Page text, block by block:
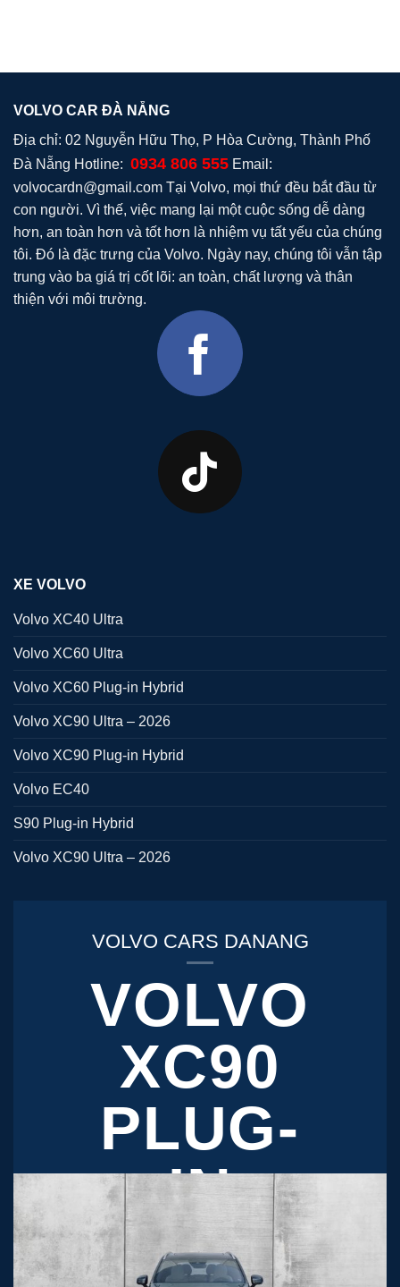
VOLVO CAR ĐÀ NẴNG
Địa chỉ: 02 Nguyễn Hữu Thọ, P Hòa Cường, Thành Phố
Đà Nẵng Hotline: 0934 806 555 Email:
volvocardn@gmail.com Tại Volvo, mọi thứ đều bắt đầu từ
con người. Vì thế, việc mang lại một cuộc sống dễ dàng
hơn, an toàn hơn và tốt hơn là nhiệm vụ tất yếu của chúng
tôi. Đó là đặc trưng của Volvo. Ngày nay, chúng tôi vẫn tập
trung vào ba giá trị cốt lõi: an toàn, chất lượng và thân
thiện với môi trường.
XE VOLVO
Volvo XC40 Ultra
Volvo XC60 Ultra
Volvo XC60 Plug-in Hybrid
Volvo XC90 Ultra – 2026
Volvo XC90 Plug-in Hybrid
Volvo EC40
S90 Plug-in Hybrid
Volvo XC90 Ultra – 2026
VOLVO CARS DANANG
VOLVO
XC90
PLUG-
IN
HYBRID